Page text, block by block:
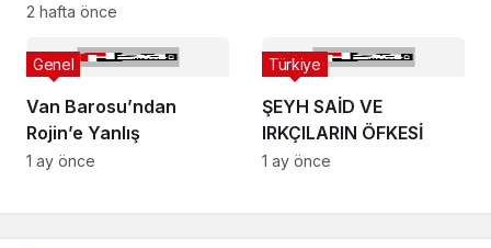
2 hafta önce
Van Barosu’ndan
Rojin’e Yanlış
Genel
1 ay önce
ŞEYH SAİD VE
IRKÇILARIN ÖFKESİ
Türkiye
1 ay önce